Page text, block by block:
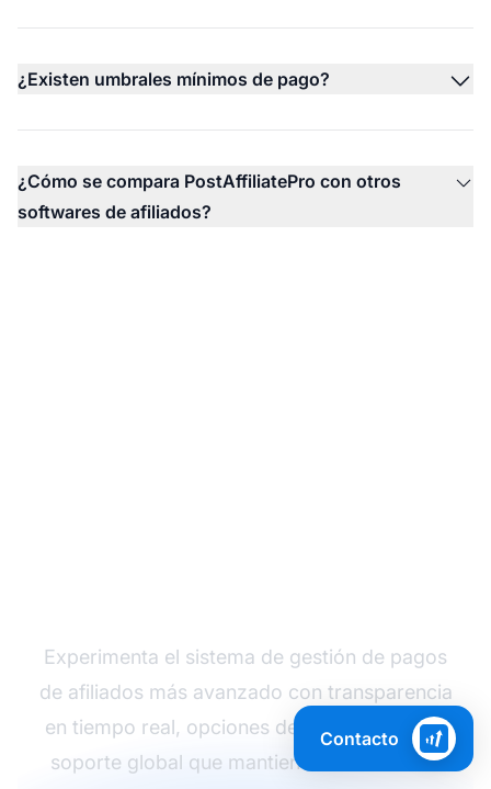
¿Existen umbrales mínimos de pago?
¿Cómo se compara PostAffiliatePro con otros
softwares de afiliados?
Experimenta el sistema de gestión de pagos
de afiliados más avanzado con transparencia
en tiempo real, opciones de pago flexibles y
soporte global que mantiene a tus afiliados
Contacto